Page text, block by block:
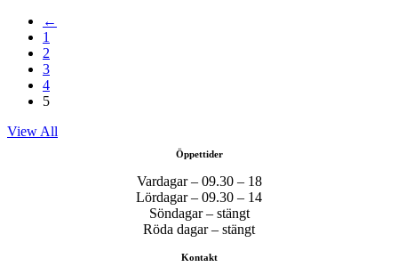
←
1
2
3
4
5
View All
Öppettider
Vardagar – 09.30 – 18
Lördagar – 09.30 – 14
Söndagar – stängt
Röda dagar – stängt
Kontakt